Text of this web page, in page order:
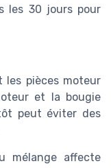
les 30 jours pour
les pièces moteur
et la bougie
peut éviter des
mélange affecte